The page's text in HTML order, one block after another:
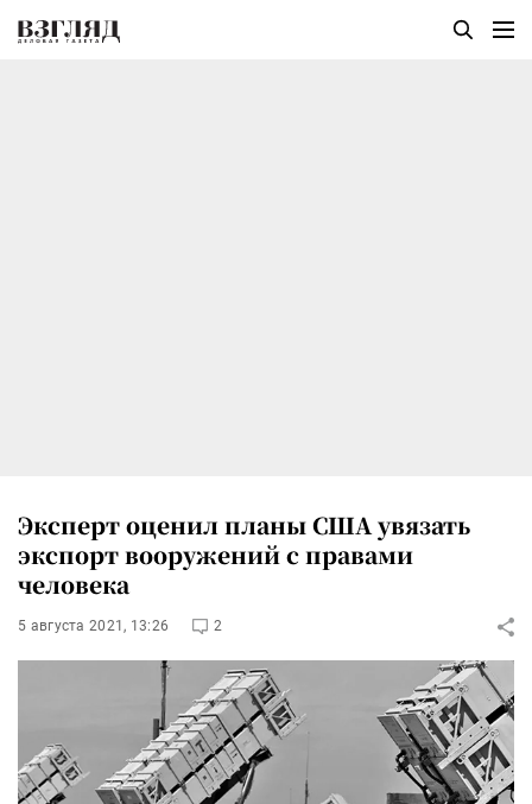
Эксперт оценил планы США увязать
экспорт вооружений с правами
человека
5 августа 2021, 13:26 2